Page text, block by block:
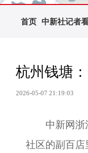
首页 中新社记者
杭州钱塘
2026-05-07 21:19:03
中新网浙江
社区的副百店